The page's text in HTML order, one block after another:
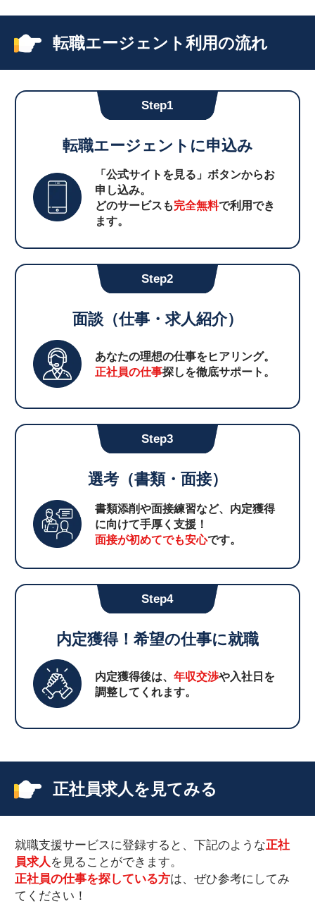
転職エージェント利用の流れ
Step1
転職エージェントに申込み
「公式サイトを見る」ボタンからお
申し込み。
どのサービスも完全無料で利用でき
ます。
Step2
面談（仕事・求人紹介）
あなたの理想の仕事をヒアリング。
正社員の仕事探しを徹底サポート。
Step3
選考（書類・面接）
書類添削や面接練習など、内定獲得
に向けて手厚く支援！
面接が初めてでも安心です。
Step4
内定獲得！希望の仕事に就職
内定獲得後は、年収交渉や入社日を
調整してくれます。
正社員求人を見てみる
就職支援サービスに登録すると、下記のような正社
員求人 を見ることができます。
正社員の仕事を探している方は、ぜひ参考にしてみ
てください！